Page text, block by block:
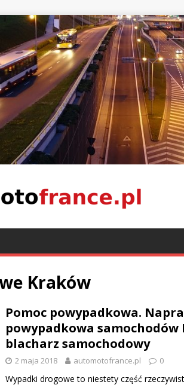
Kraków
Pomoc powypadkowa.
powypadkowa samochodów
blacharz samochodowy
2 maja 2018 automotofrance.pl 0
Wypadki drogowe to niestety część